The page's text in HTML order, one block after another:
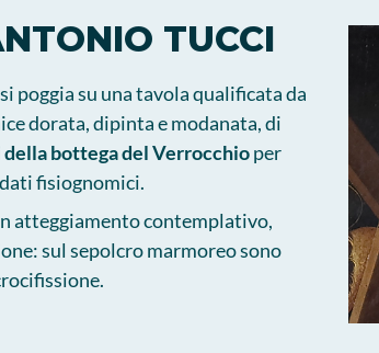
TUCCI
si poggia su una tavola qualificata da
dorata, dipinta e modanata, di
della bottega del Verrocchioper
fisiognomici.
atteggiamento contemplativo,
sul sepolcro marmoreo sono